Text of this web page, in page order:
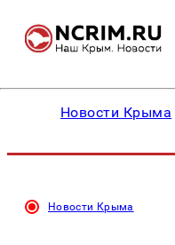
Новости Крыма
Новости Крыма